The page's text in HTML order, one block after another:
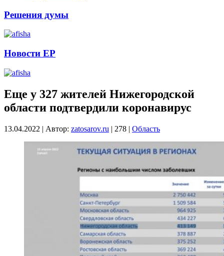
Решения думы
Новости ЕР
Еще у 327 жителей Нижегородской
области подтвердили коронавирус
13.04.2022 | Автор: zatosarov.ru | 278 | Область